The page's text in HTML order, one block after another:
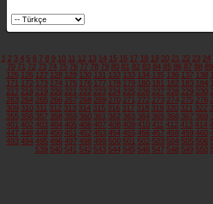
1 2 3 4 5 6 7 8 9 10 11 12 13 14 15 16 17 18 19 20 21 22 23 24
70 71 72 73 74 75 76 77 78 79 80 81 82 83 84 85 86 87 88 89
125 126 127 128 129 130 131 132 133 134 135 136 137 138
171 172 173 174 175 176 177 178 179 180 181 182 183 184
217 218 219 220 221 222 223 224 225 226 227 228 229 230
263 264 265 266 267 268 269 270 271 272 273 274 275 276
309 310 311 312 313 314 315 316 317 318 319 320 321 322
355 356 357 358 359 360 361 362 363 364 365 366 367 368
401 402 403 404 405 406 407 408 409 410 411 412 413 414
447 448 449 450 451 452 453 454 455 456 457 458 459 460
493 494 495 496 497 498 499 500 501 502 503 504 505 506
539 540 541 542 543 544 545 546 547 548 549 550